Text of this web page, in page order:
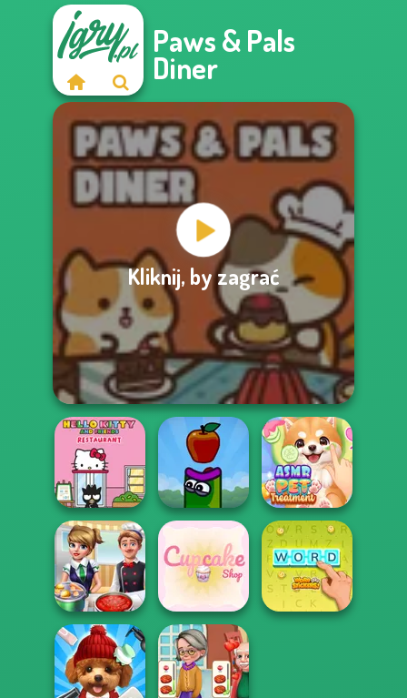
Paws & Pals
Diner
Kliknij, by zagrać
Hello Kitty And
Friends Restau...
Apple Worm
ASMR Pet
Treatment
Cooking Frenzy Cupcake Shop